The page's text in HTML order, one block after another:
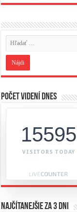
Počet videní dnes
15595
VISITORS TODAY
Najčítanejšie za 3 dni